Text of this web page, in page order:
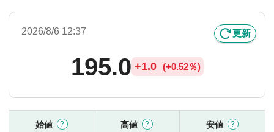
2026/8/6 12:37 更新
195.0 +1.0 (+0.52％)
始値 高値 安値